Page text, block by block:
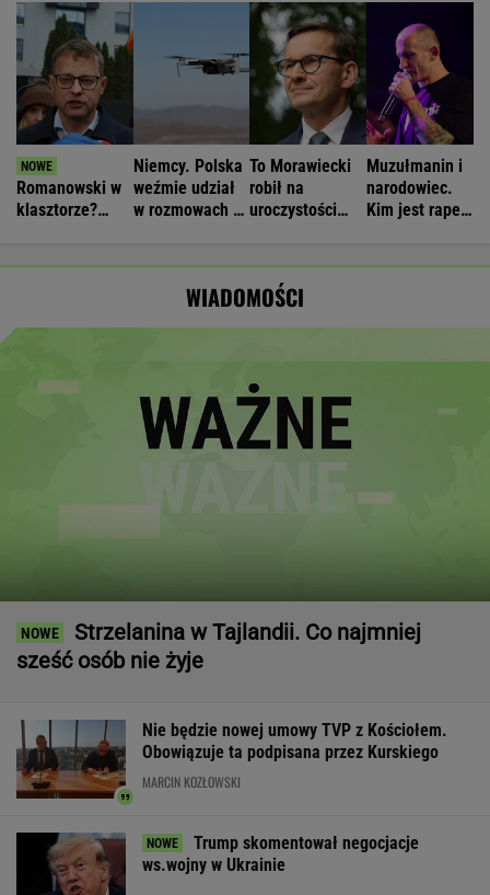
Romanowski w
klasztorze?
Niemcy. Polska
weźmie udział
w rozmowach o
To Morawiecki
robił na
uroczystości
Muzułmanin i
narodowiec.
Kim jest raper,
WIADOMOŚCI
Strzelanina w Tajlandii. Co najmniej
sześć osób nie żyje
Nie będzie nowej umowy TVP z Kościołem.
Obowiązuje ta podpisana przez Kurskiego
MARCIN KOZŁOWSKI
Trump skomentował negocjacje
ws.wojny w Ukrainie